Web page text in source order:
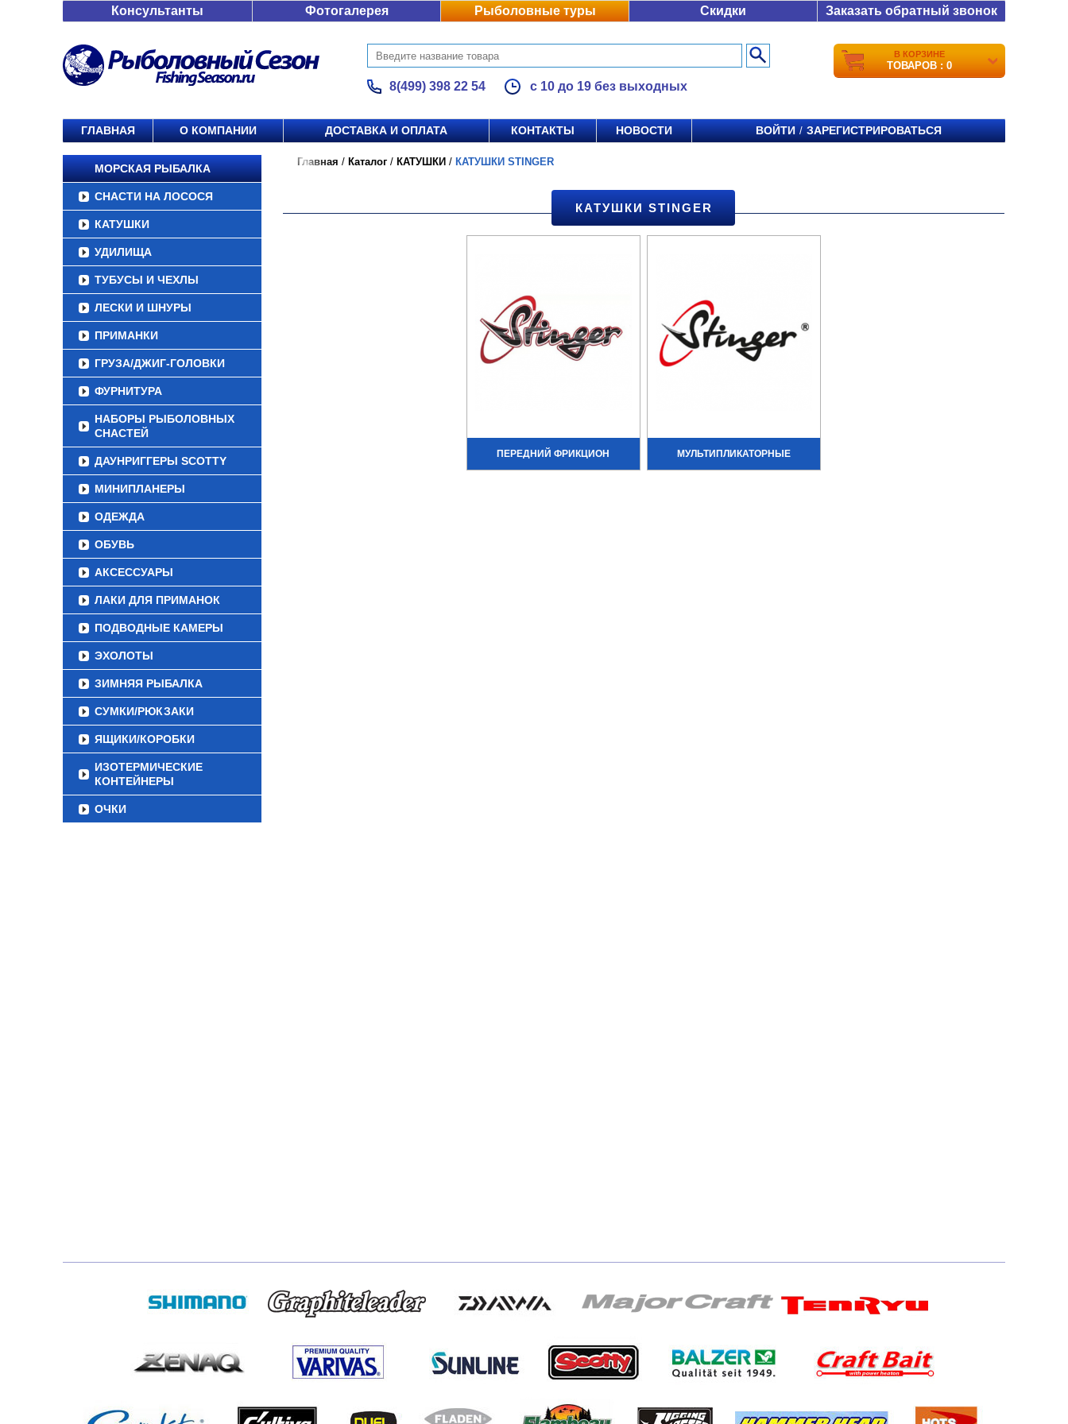
Консультанты Фотогалерея Рыболовные туры Скидки Заказать обратный звонок
8(499) 398 22 54 с 10 до 19 без выходных
В КОРЗИНЕ
ТОВАРОВ : 0
ГЛАВНАЯ О КОМПАНИИ ДОСТАВКА И ОПЛАТА КОНТАКТЫ НОВОСТИ ВОЙТИ / ЗАРЕГИСТРИРОВАТЬСЯ
МОРСКАЯ РЫБАЛКА
СНАСТИ НА ЛОСОСЯ
КАТУШКИ
УДИЛИЩА
ТУБУСЫ И ЧЕХЛЫ
ЛЕСКИ И ШНУРЫ
ПРИМАНКИ
ГРУЗА/ДЖИГ-ГОЛОВКИ
ФУРНИТУРА
НАБОРЫ РЫБОЛОВНЫХ
СНАСТЕЙ
ДАУНРИГГЕРЫ SCOTTY
МИНИПЛАНЕРЫ
ОДЕЖДА
ОБУВЬ
АКСЕССУАРЫ
ЛАКИ ДЛЯ ПРИМАНОК
ПОДВОДНЫЕ КАМЕРЫ
ЭХОЛОТЫ
ЗИМНЯЯ РЫБАЛКА
СУМКИ/РЮКЗАКИ
ЯЩИКИ/КОРОБКИ
ИЗОТЕРМИЧЕСКИЕ
КОНТЕЙНЕРЫ
ОЧКИ
Главная / Каталог / КАТУШКИ / КАТУШКИ STINGER
КАТУШКИ STINGER
ПЕРЕДНИЙ ФРИКЦИОН МУЛЬТИПЛИКАТОРНЫЕ